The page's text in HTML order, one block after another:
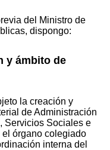
del Ministro de
dispongo:
y ámbito de
la creación y
de Administración
Servicios Sociales e
el órgano colegiado
interna del